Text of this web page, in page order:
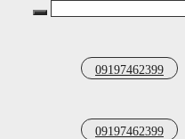
09197462399
09197462399